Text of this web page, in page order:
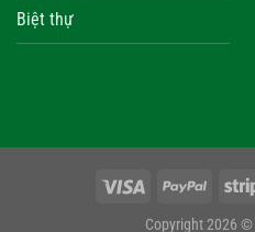
Biệt thự
Copyright 2026 ©